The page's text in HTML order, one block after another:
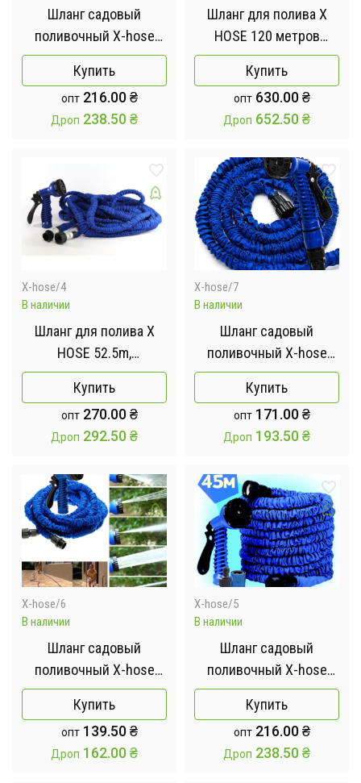
Шланг садовый
поливочный X-hose
растягивающийся 45m
Купить
опт 216.00₴
Дроп 238.50₴
Шланг для полива X
HOSE 120 метров
поливочный
растягивающийся с
распылителем
Купить
опт 630.00₴
Дроп 652.50₴
X-hose/4
В наличии
Шланг для полива X
HOSE 52.5m,
поливочный
растягивается с
распылителем
Купить
опт 270.00₴
Дроп 292.50₴
X-hose/7
В наличии
Шланг садовый
поливочный X-hose
растягивающийся 22.5
м
Купить
опт 171.00₴
Дроп 193.50₴
X-hose/6
В наличии
Шланг садовый
поливочный X-hose
растягивающийся 15м
Купить
опт 139.50₴
Дроп 162.00₴
X-hose/5
В наличии
Шланг садовый
поливочный X-hose
растягивающийся 45м
Купить
опт 216.00₴
Дроп 238.50₴